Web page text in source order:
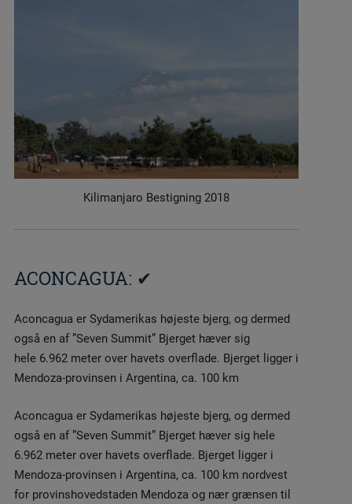
Kilimanjaro Bestigning 2018
ACONCAGUA: ✔
Aconcagua er Sydamerikas højeste bjerg, og dermed
også en af ”Seven Summit” Bjerget hæver sig
hele 6.962 meter over havets overflade. Bjerget ligger i
Mendoza-provinsen i Argentina, ca. 100 km
Aconcagua er Sydamerikas højeste bjerg, og dermed
også en af ”Seven Summit” Bjerget hæver sig hele
6.962 meter over havets overflade. Bjerget ligger i
Mendoza-provinsen i Argentina, ca. 100 km nordvest
for provinshovedstaden Mendoza og nær grænsen til